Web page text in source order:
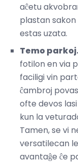
aĉetu
plastan
estas uzata.
Temo parkoj.
fotilon en via
faciligi vin
ĉambroj
ofte devos
kun la
Tamen, se vi
versatilecan
avantaĝe ĉe